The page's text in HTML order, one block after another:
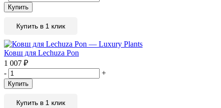
Купить
Купить в 1 клик
Ковш для Lechuza Pon
1 007 ₽
-
+
Купить
Купить в 1 клик